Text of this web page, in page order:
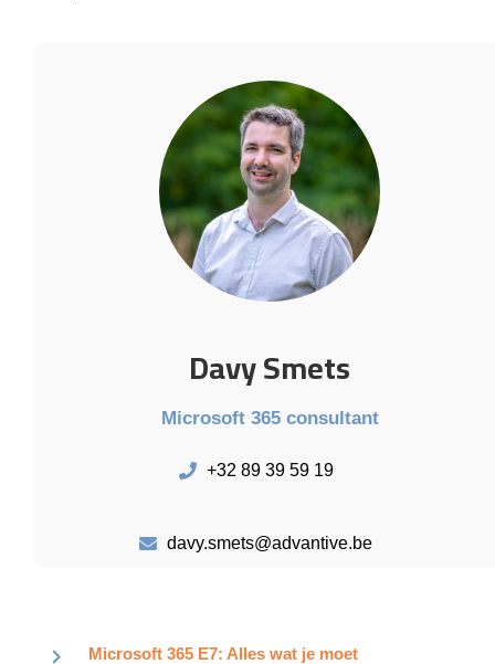
Davy Smets
Microsoft 365 consultant
+32 89 39 59 19
davy.smets@advantive.be
Microsoft 365 E7: Alles wat je moet